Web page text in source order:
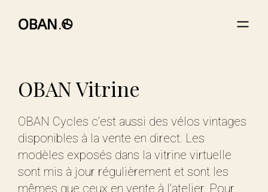
OBANVitrine
OBAN Cycles c’est aussi des vélos vintages
disponibles à la vente en direct. Les
modèles exposés dans la vitrine virtuelle
sont mis à jour régulièrement et sont les